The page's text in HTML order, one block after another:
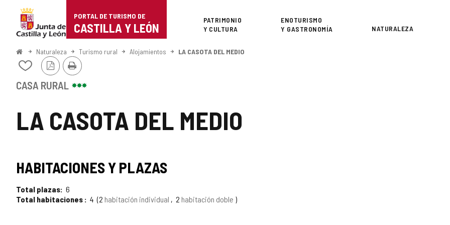
Portal
de
Turismo
Castilla
León
PORTAL DE TURISMO DE
CASTILLA Y LEÓN
Superior
PATRIMONIO
Y CULTURA
ENOTURISMO
Y GASTRONOMÍA
NATURALEZA
InicioNaturaleza Turismo rural Alojamientos LA CASOTA DEL MEDIO
LA CASOTA DEL MEDIO
Añadir/quitar
mis
Versión
PDF
Imprimir
CASA RURAL
HABITACIONES Y PLAZAS
Total plazas 6
Total habitaciones
4 2 habitación individual 2 habitación doble